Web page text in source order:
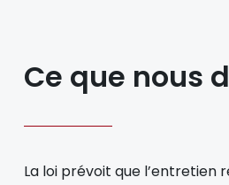
Ce que nous
La loi prévoit que l’entretien